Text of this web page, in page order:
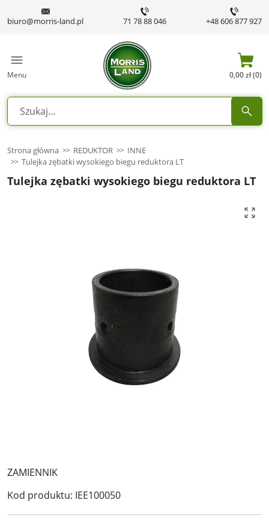
biuro@morris-land.pl 71 78 88 046 +48 606 877 927
Menu 0,00 zł (0)
Strona główna REDUKTOR
INNE
Tulejka zębatki wysokiego biegu reduktora LT
Tulejka zębatki wysokiego biegu reduktora LT
ZAMIENNIK
Kod produktu: IEE100050